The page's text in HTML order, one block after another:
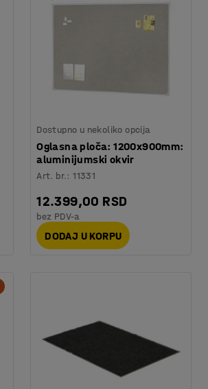
Dostupno u nekoliko opcija
Oglasna ploča: 1200x900mm:
aluminijumski okvir
Art. br.:11331
12.399,00 RSD
bez PDV-a
DODAJ U KORPU